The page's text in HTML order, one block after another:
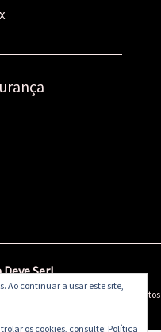
Ser!
Pano Paulista LTDA. Todos os direitos
Ao continuar a usar este site,
os cookies, consulte: Política